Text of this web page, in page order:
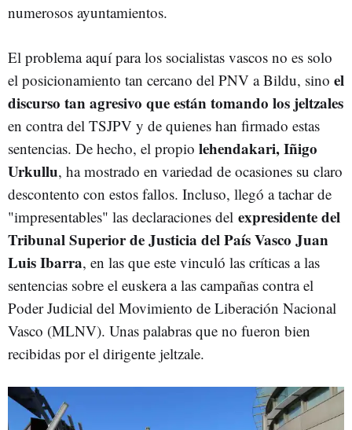
numerosos ayuntamientos.
El problema aquí para los socialistas vascos no es solo
el posicionamiento tan cercano del PNV a Bildu, sino el
discurso tan agresivo que están tomando los jeltzales
en contra del TSJPV y de quienes han firmado estas
sentencias. De hecho, el propio lehendakari, Iñigo
Urkullu, ha mostrado en variedad de ocasiones su claro
descontento con estos fallos. Incluso, llegó a tachar de
"impresentables" las declaraciones del expresidente del
Tribunal Superior de Justicia del País Vasco Juan
Luis Ibarra, en las que este vinculó las críticas a las
sentencias sobre el euskera a las campañas contra el
Poder Judicial del Movimiento de Liberación Nacional
Vasco (MLNV). Unas palabras que no fueron bien
recibidas por el dirigente jeltzale.